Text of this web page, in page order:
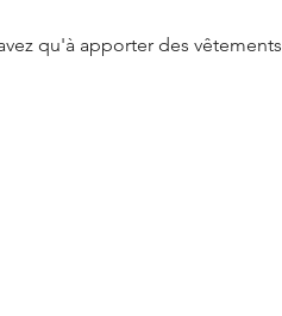
qu'à apporter des vêtements